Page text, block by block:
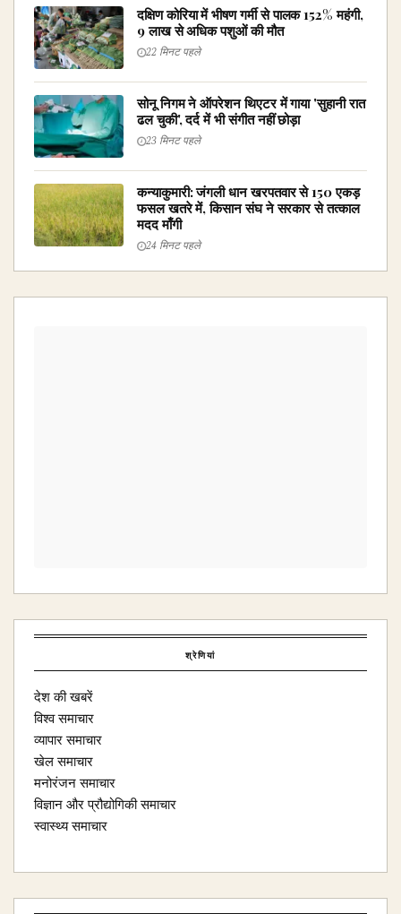
दक्षिण कोरिया में भीषण गर्मी से पालक 152% महंगी,
9 लाख से अधिक पशुओं की मौत
22 मिनट पहले
सोनू निगम ने ऑपरेशन थिएटर में गाया 'सुहानी रात
ढल चुकी', दर्द में भी संगीत नहीं छोड़ा
23 मिनट पहले
कन्याकुमारी: जंगली धान खरपतवार से 150 एकड़
फसल खतरे में, किसान संघ ने सरकार से तत्काल
मदद माँगी
24 मिनट पहले
श्रेणियां
देश की खबरें
विश्व समाचार
व्यापार समाचार
खेल समाचार
मनोरंजन समाचार
विज्ञान और प्रौद्योगिकी समाचार
स्वास्थ्य समाचार